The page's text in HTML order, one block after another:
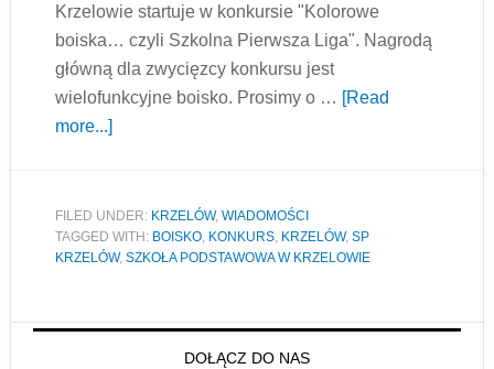
Krzelowie startuje w konkursie "Kolorowe
boiska… czyli Szkolna Pierwsza Liga". Nagrodą
główną dla zwycięzcy konkursu jest
wielofunkcyjne boisko. Prosimy o … [Read
more...]
FILED UNDER: KRZELÓW, WIADOMOŚCI
TAGGED WITH: BOISKO, KONKURS, KRZELÓW, SP
KRZELÓW, SZKOŁA PODSTAWOWA W KRZELOWIE
DOŁĄCZ DO NAS